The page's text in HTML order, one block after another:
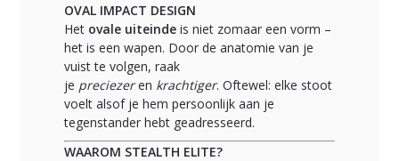
OVAL IMPACT DESIGN
Het ovale uiteinde is niet zomaar een vorm –
het is een wapen. Door de anatomie van je
vuist te volgen, raak
je preciezeren krachtiger. Oftewel: elke stoot
voelt alsof je hem persoonlijk aan je
tegenstander hebt geadresseerd.
WAAROM STEALTH ELITE?